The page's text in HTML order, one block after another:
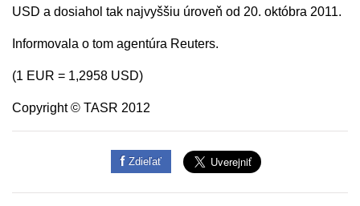
USD a dosiahol tak najvyššiu úroveň od 20. októbra 2011.
Informovala o tom agentúra Reuters.
(1 EUR = 1,2958 USD)
Copyright © TASR 2012
Zdieľať